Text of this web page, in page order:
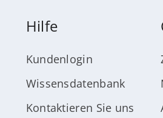
Hilfe
Kundenlogin
Wissensdatenbank
Kontaktieren Sie uns